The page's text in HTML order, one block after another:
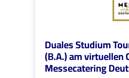
Duales Studium
(B.A.) am virtuellen
Messecatering